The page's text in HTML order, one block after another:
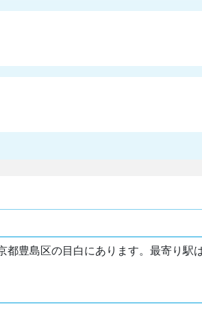
都豊島区の目白にあります。最寄り駅